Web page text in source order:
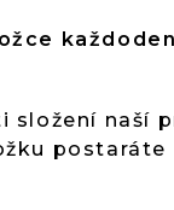
složení naší
postaráte